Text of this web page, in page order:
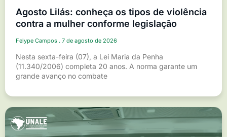
Agosto Lilás: conheça os tipos de violência
contra a mulher conforme legislação
Felype Campos 7 de agosto de 2026
Nesta sexta-feira (07), a Lei Maria da Penha
(11.340/2006) completa 20 anos. A norma garante um
grande avanço no combate